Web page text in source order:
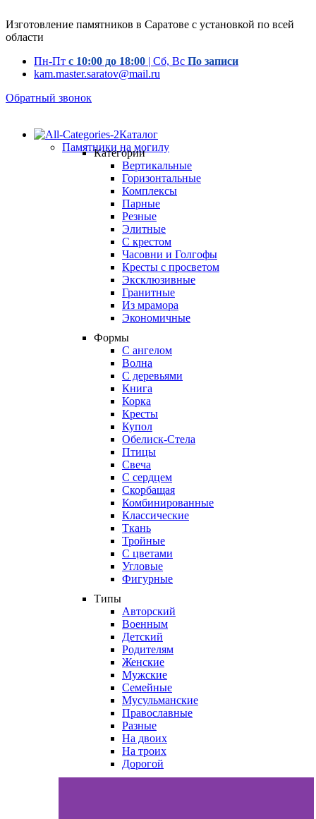
Изготовление памятников в Саратове с установкой по всей
области
Пн-Пт с 10:00 до 18:00 | Сб, Вс По записи
kam.master.saratov@mail.ru
Обратный звонок
Каталог
Памятники на могилу
Категории
Вертикальные
Горизонтальные
Комплексы
Парные
Резные
Элитные
С крестом
Часовни и Голгофы
Кресты с просветом
Эксклюзивные
Гранитные
Из мрамора
Экономичные
Формы
С ангелом
Волна
С деревьями
Книга
Корка
Кресты
Купол
Обелиск-Стела
Птицы
Свеча
С сердцем
Скорбащая
Комбинированные
Классические
Ткань
Тройные
С цветами
Угловые
Фигурные
Типы
Авторский
Военным
Детский
Родителям
Женские
Мужские
Семейные
Мусульманские
Православные
Разные
На двоих
На троих
Дорогой